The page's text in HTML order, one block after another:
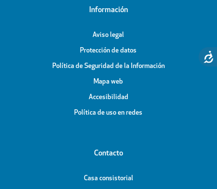
Información
Aviso legal
Protección de datos
Política de Seguridad de la Información
Mapa web
Accesibilidad
Política de uso en redes
Contacto
Casa consistorial